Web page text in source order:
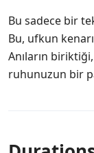
Bu sadece bir
Bu, ufkun
Anıların
ruhunuzun bir